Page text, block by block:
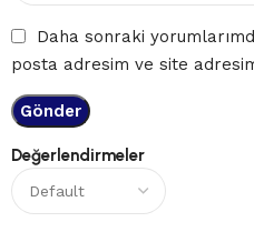
Değerlendirmeler
Daha sonraki
posta adresim ve site